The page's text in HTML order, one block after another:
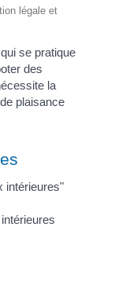
légale et
se pratique
des
la
plaisance
intérieures"